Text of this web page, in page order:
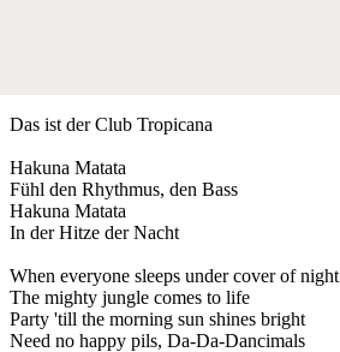
Das ist der Club Tropicana
Hakuna Matata
Fühl den Rhythmus, den Bass
Hakuna Matata
In der Hitze der Nacht
When everyone sleeps under cover of night
The mighty jungle comes to life
Party 'till the morning sun shines bright
Need no happy pils, Da-Da-Dancimals